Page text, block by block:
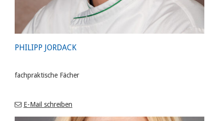
PHILIPP JORDACK
fachpraktische Fächer
E-Mail schreiben